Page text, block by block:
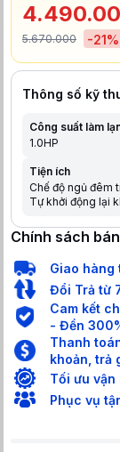
5.670.000 -21%
Thông số kỹ
Công suất làm
1.0HP
Tiện ích
Chế độ ngủ đêm
Tự khởi động lại
Chức năng tự
Chính sách
Giao hàng
Đổi Trả từ
Cam kết
- Đền
Thanh
khoản, trả
Tối ưu vận
Phục vụ